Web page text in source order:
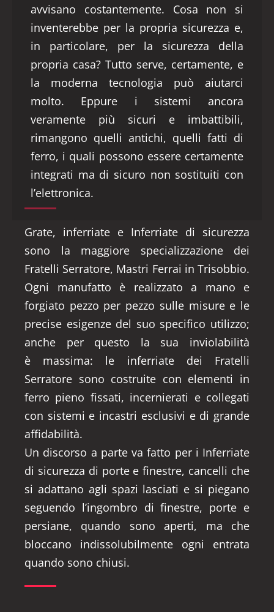
avvisano costantemente. Cosa non si
inventerebbe per la propria sicurezza e,
in particolare, per la sicurezza della
propria casa? Tutto serve, certamente, e
la moderna tecnologia può aiutarci
molto. Eppure i sistemi ancora
veramente più sicuri e imbattibili,
rimangono quelli antichi, quelli fatti di
ferro, i quali possono essere certamente
integrati ma di sicuro non sostituiti con
l’elettronica.
Grate, inferriate e Inferriate di sicurezza
sono la maggiore specializzazione dei
Fratelli Serratore, Mastri Ferrai in Trisobbio.
Ogni manufatto è realizzato a mano e
forgiato pezzo per pezzo sulle misure e le
precise esigenze del suo specifico utilizzo;
anche per questo la sua inviolabilità
è massima: le inferriate dei Fratelli
Serratore sono costruite con elementi in
ferro pieno fissati, incernierati e collegati
con sistemi e incastri esclusivi e di grande
affidabilità.
Un discorso a parte va fatto per i Inferriate
di sicurezza di porte e finestre, cancelli che
si adattano agli spazi lasciati e si piegano
seguendo l’ingombro di finestre, porte e
persiane, quando sono aperti, ma che
bloccano indissolubilmente ogni entrata
quando sono chiusi.